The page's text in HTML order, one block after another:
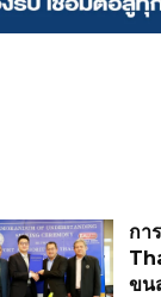
กา
ขน